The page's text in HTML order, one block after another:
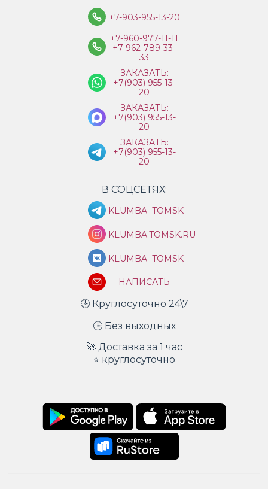
+7-903-955-13-20
+7-960-977-11-11
+7-962-789-33-
33
ЗАКАЗАТЬ:
+7(903) 955-13-
20
ЗАКАЗАТЬ:
+7(903) 955-13-
20
ЗАКАЗАТЬ:
+7(903) 955-13-
20
В СОЦСЕТЯХ:
KLUMBA_TOMSK
KLUMBA.TOMSK.RU
KLUMBA_TOMSK
НАПИСАТЬ
🕒 Круглосуточно 24\7
🕒 Без выходных
🚀 Доставка за 1 час
⭐ круглосуточно